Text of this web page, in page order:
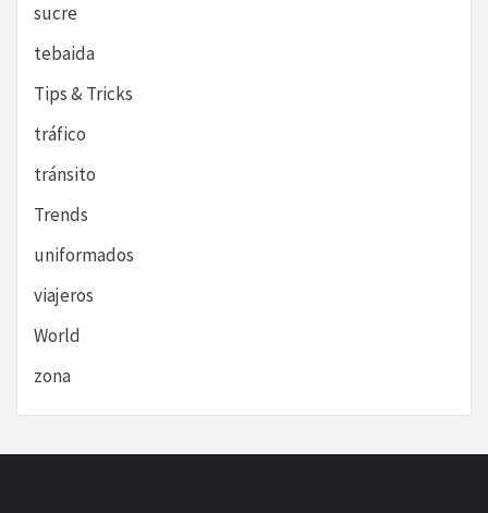
sucre
tebaida
Tips & Tricks
tráfico
tránsito
Trends
uniformados
viajeros
World
zona